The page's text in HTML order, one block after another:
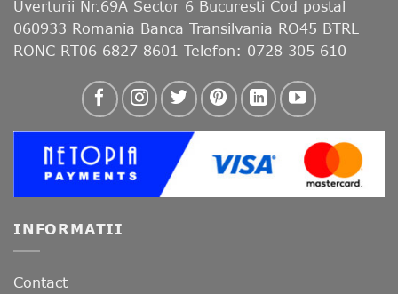
Uverturii Nr.69A Sector 6 Bucuresti Cod postal
060933 Romania Banca Transilvania RO45 BTRL
RONC RT06 6827 8601 Telefon: 0728 305 610
INFORMATII
Contact